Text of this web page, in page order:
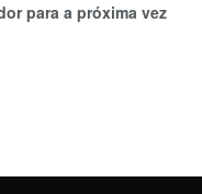
para a próxima vez